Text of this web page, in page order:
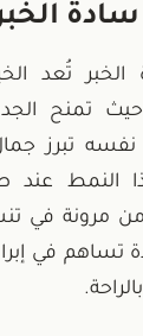
تُعد
حيث تمنح
نفسه تبرز
النمط عند
من مرونة في
تساهم في